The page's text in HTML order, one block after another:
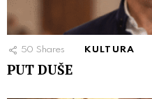
50 Shares KULTURA
PUT DUŠE